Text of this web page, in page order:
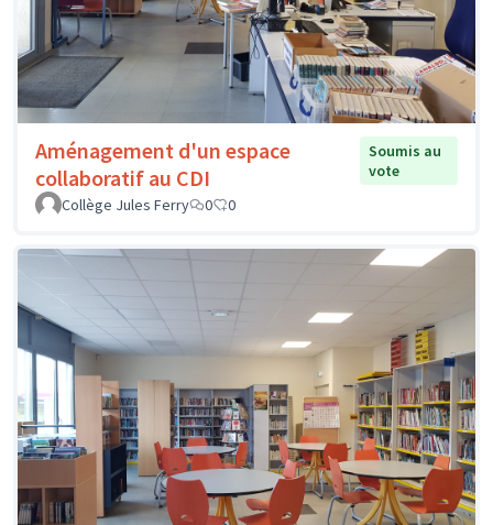
Aménagement d'un espace
collaboratif au CDI
Soumis au
vote
Collège Jules Ferry
0 0